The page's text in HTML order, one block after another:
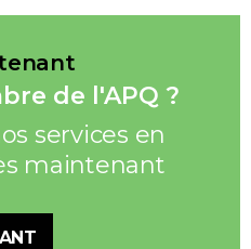
de l'APQ ?
services en
maintenant